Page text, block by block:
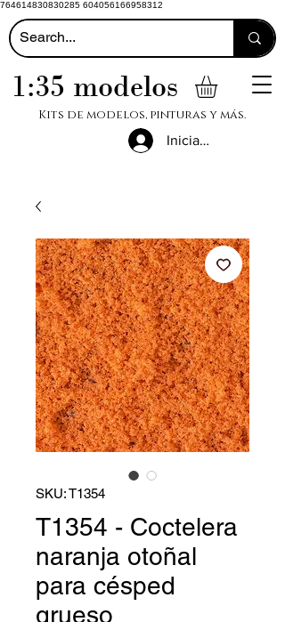
764614830830285 604056166958312
1:35 modelos
Kits de modelos, pinturas y más.
Iniciar sesión
SKU: T1354
T1354 - Coctelera
naranja otoñal
para césped
grueso